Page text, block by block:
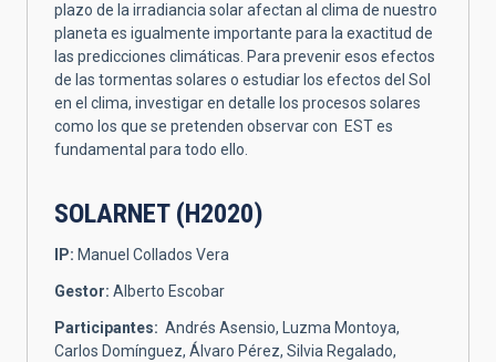
plazo de la irradiancia solar afectan al clima de nuestro
planeta es igualmente importante para la exactitud de
las predicciones climáticas. Para prevenir esos efectos
de las tormentas solares o estudiar los efectos del Sol
en el clima, investigar en detalle los procesos solares
como los que se pretenden observar con EST es
fundamental para todo ello.
SOLARNET (H2020)
IP: Manuel Collados Vera
Gestor: Alberto Escobar
Participantes: Andrés Asensio, Luzma Montoya,
Carlos Domínguez, Álvaro Pérez, Silvia Regalado,